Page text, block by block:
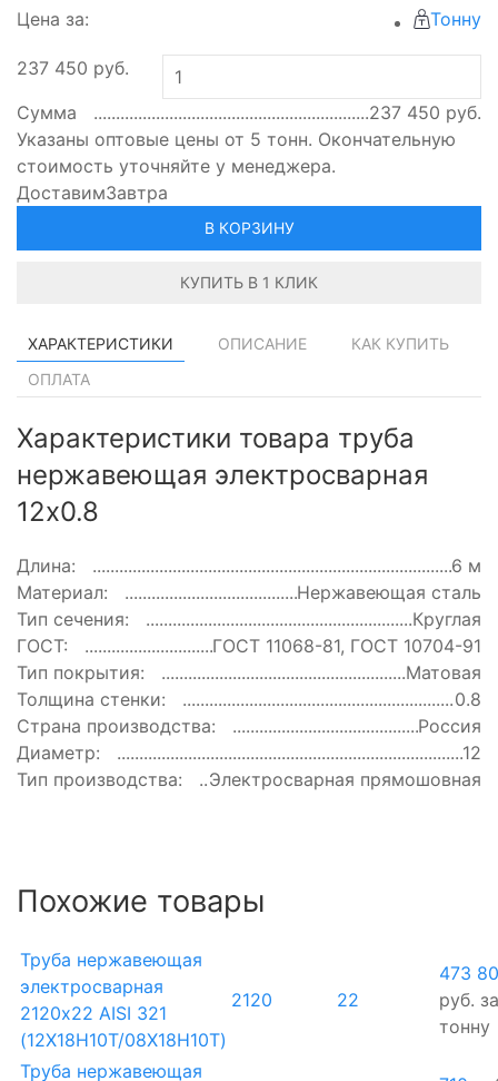
Цена за: Тонну
237 450 руб.
Сумма
237 450 руб.
Указаны оптовые цены от 5 тонн. Окончательную
стоимость уточняйте у менеджера.
ДоставимЗавтра
В КОРЗИНУ
КУПИТЬ В 1 КЛИК
ХАРАКТЕРИСТИКИ ОПИСАНИЕ
КАК КУПИТЬ
ОПЛАТА
Характеристики товара труба
нержавеющая электросварная
12х0.8
Длина:
6 м
Материал:
Нержавеющая сталь
Тип сечения:
Круглая
ГОСТ:
ГОСТ 11068-81, ГОСТ 10704-91
Тип покрытия:
Матовая
Толщина стенки:
0.8
Страна производства:
Россия
Диаметр:
12
Тип производства:
Электросварная прямошовная
Похожие товары
Труба нержавеющая
электросварная
2120х22 AISI 321
(12Х18Н10Т/08Х18Н10Т)
2120 22
473
руб. за
тонну
Труба нержавеющая